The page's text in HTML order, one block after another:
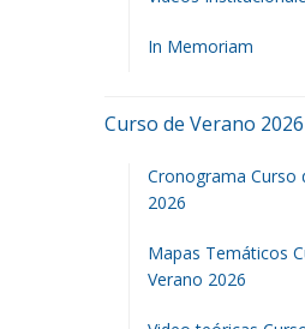
In Memoriam
Curso de Verano 2026
Cronograma Curso
2026
Mapas Temáticos
Verano 2026